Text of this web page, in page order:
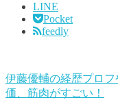
LINE
Pocket
feedly
伊藤優輔の経歴プロ
価、筋肉がすごい！